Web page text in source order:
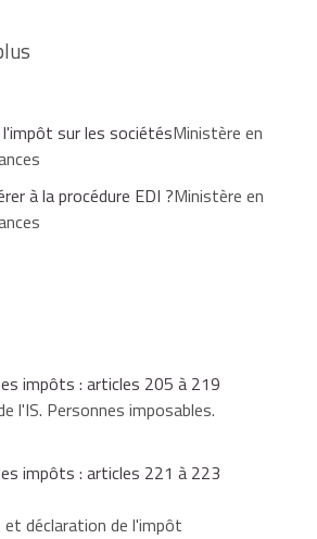
que l'IS.
est calculé par l'entreprise et
lors du versement du 4
l'exercice lors du versement du
spontanément, dans son
1 erversement d'acompte d'IS qui
en paiement de la distribution à
n°2571et au plus tard à
sur les sociétésMinistère en
à la procédure EDI ?Ministère en
impôts : articles 205 à 219
l'IS. Personnes imposables.
impôts : articles 221 à 223
déclaration de l'impôt